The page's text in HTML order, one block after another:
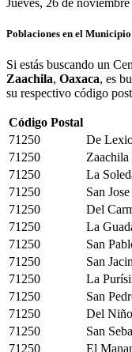
Jueves, 26 de
Poblaciones en el
Si estás buscando un
Zaachila, Oaxaca, es
su respectivo código
Código Postal
71250
De
71250
Zaachila
71250
La
71250
San Jose
71250
Del
71250
La
71250
San
71250
San
71250
La
71250
San
71250
Del Niño
71250
San
71250
El